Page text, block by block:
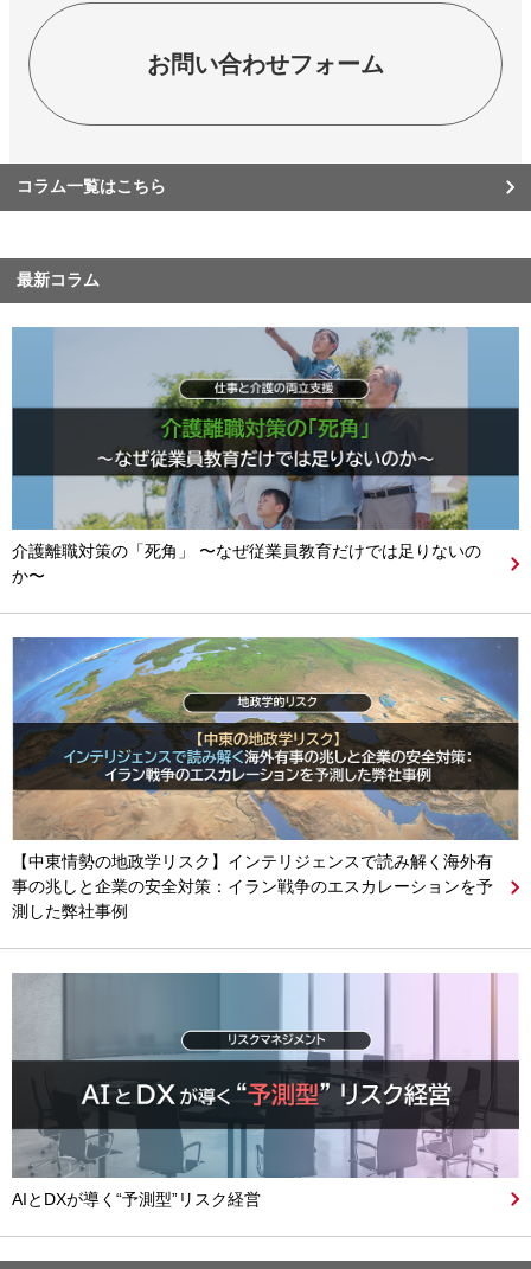
お問い合わせフォーム
コラム一覧はこちら
最新コラム
介護離職対策の「死角」 〜なぜ従業員教育だけでは足りないの
か〜
【中東情勢の地政学リスク】インテリジェンスで読み解く海外有
事の兆しと企業の安全対策：イラン戦争のエスカレーションを予
測した弊社事例
AIとDXが導く“予測型”リスク経営